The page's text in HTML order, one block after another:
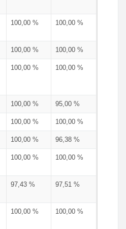
100,00 % 100,00 %
100,00 % 100,00 %
100,00 % 100,00 %
100,00 % 95,00 %
100,00 % 100,00 %
100,00 % 96,38 %
100,00 % 100,00 %
97,43 % 97,51 %
100,00 % 100,00 %